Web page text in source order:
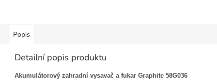
Popis
Detailní popis produktu
Akumulátorový zahradní vysavač a fukar Graphite 58G036